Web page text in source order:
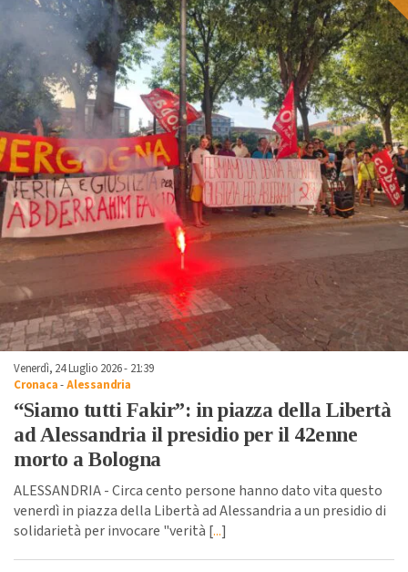
Venerdì, 24 Luglio 2026 - 21:39
Cronaca-Alessandria
“Siamo tutti Fakir”: in piazza della Libertà
ad Alessandria il presidio per il 42enne
morto a Bologna
ALESSANDRIA - Circa cento persone hanno dato vita questo
venerdì in piazza della Libertà ad Alessandria a un presidio di
solidarietà per invocare "verità [...]